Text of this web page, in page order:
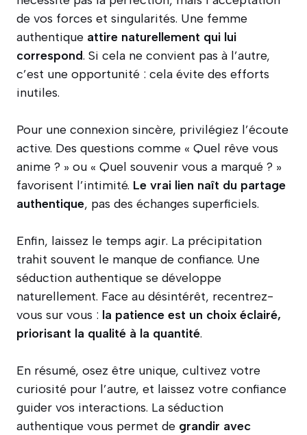
de vos forces et singularités. Une femme
authentique attire naturellement qui lui
correspond. Si cela ne convient pas à l’autre,
c’est une opportunité : cela évite des efforts
inutiles.
Pour une connexion sincère, privilégiez l’écoute
active. Des questions comme « Quel rêve vous
anime ? » ou « Quel souvenir vous a marqué ? »
favorisent l’intimité. Le vrai lien naît du partage
authentique, pas des échanges superficiels.
Enfin, laissez le temps agir. La précipitation
trahit souvent le manque de confiance. Une
séduction authentique se développe
naturellement. Face au désintérêt, recentrez-
vous sur vous : la patience est un choix éclairé,
priorisant la qualité à la quantité.
En résumé, osez être unique, cultivez votre
curiosité pour l’autre, et laissez votre confiance
guider vos interactions. La séduction
authentique vous permet de grandir avec